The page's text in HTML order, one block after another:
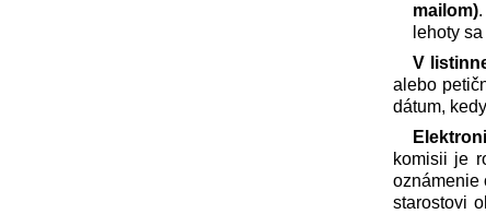
mailom)
lehoty
V
alebo
dátum,
komisii je
oznámenie
starostovi